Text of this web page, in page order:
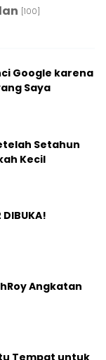
[100]
Google karena
Saya
Setahun
Kecil
DIBUKA!
Angkatan